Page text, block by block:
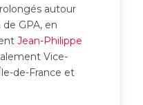
autour
de GPA, en
Jean-Philippe
Vice-
de-France et